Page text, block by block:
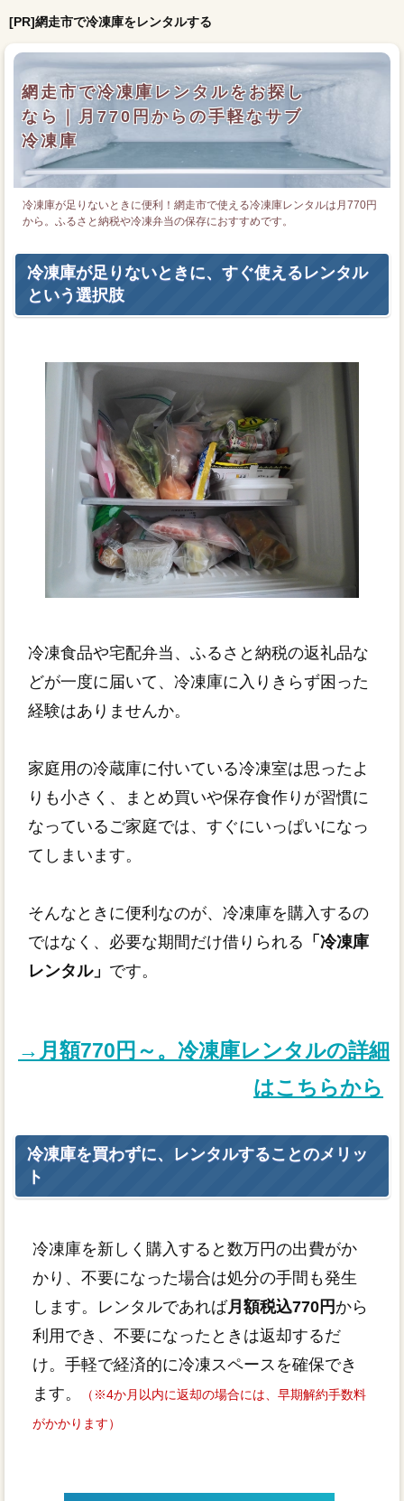
[PR]網走市で冷凍庫をレンタルする
網走市で冷凍庫レンタルをお探し
なら｜月770円からの手軽なサブ
冷凍庫
冷凍庫が足りないときに便利！網走市で使える冷凍庫レンタルは月770円
から。ふるさと納税や冷凍弁当の保存におすすめです。
冷凍庫が足りないときに、すぐ使えるレンタル
という選択肢
冷凍食品や宅配弁当、ふるさと納税の返礼品な
どが一度に届いて、冷凍庫に入りきらず困った
経験はありませんか。
家庭用の冷蔵庫に付いている冷凍室は思ったよ
りも小さく、まとめ買いや保存食作りが習慣に
なっているご家庭では、すぐにいっぱいになっ
てしまいます。
そんなときに便利なのが、冷凍庫を購入するの
ではなく、必要な期間だけ借りられる 「冷凍庫
レンタル」 です。
→月額770円～。冷凍庫レンタルの詳細
はこちらから
冷凍庫を買わずに、レンタルすることのメリッ
ト
冷凍庫を新しく購入すると数万円の出費がか
かり、不要になった場合は処分の手間も発生
します。レンタルであれば月額税込770円から
利用でき、不要になったときは返却するだ
け。手軽で経済的に冷凍スペースを確保でき
ます。
（※4か月以内に返却の場合には、早期解約手数料
がかかります）